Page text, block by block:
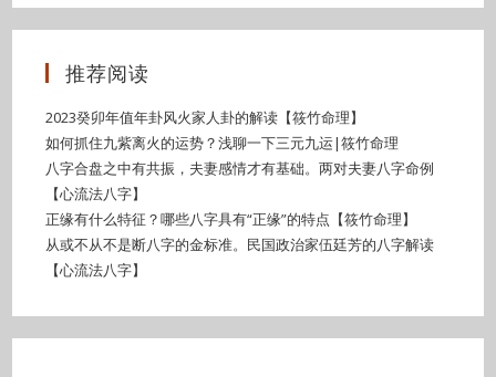
推荐阅读
2023癸卯年值年卦风火家人卦的解读【筱竹命理】
如何抓住九紫离火的运势？浅聊一下三元九运|筱竹命理
八字合盘之中有共振，夫妻感情才有基础。两对夫妻八字命例
【心流法八字】
正缘有什么特征？哪些八字具有“正缘”的特点【筱竹命理】
从或不从不是断八字的金标准。民国政治家伍廷芳的八字解读
【心流法八字】